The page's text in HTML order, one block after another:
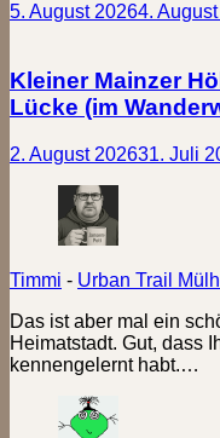
5. August 20264.
Kleiner Mainzer
Lücke (im
2. August 202631. Juli
Timmi - Urban Trail
Das ist aber mal ein
Heimatstadt. Gut, dass
kennengelernt habt.…